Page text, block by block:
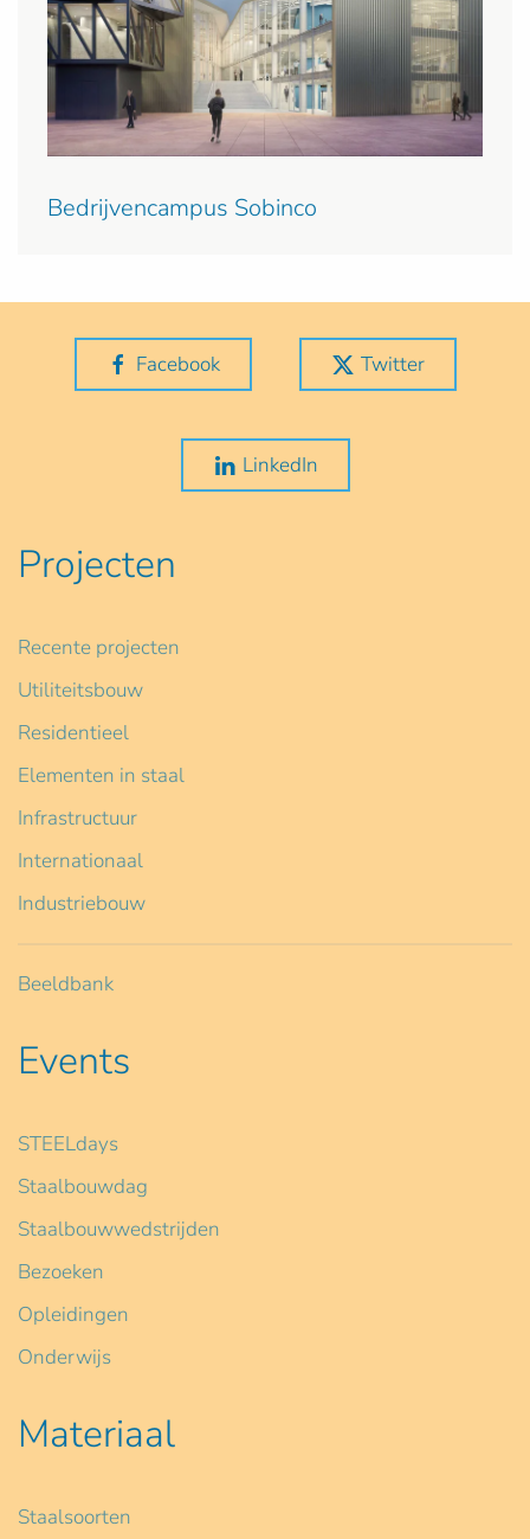
Bedrijvencampus Sobinco
Facebook Twitter
LinkedIn
Projecten
Recente projecten
Utiliteitsbouw
Residentieel
Elementen in staal
Infrastructuur
Internationaal
Industriebouw
Beeldbank
Events
STEELdays
Staalbouwdag
Staalbouwwedstrijden
Bezoeken
Opleidingen
Onderwijs
Materiaal
Staalsoorten